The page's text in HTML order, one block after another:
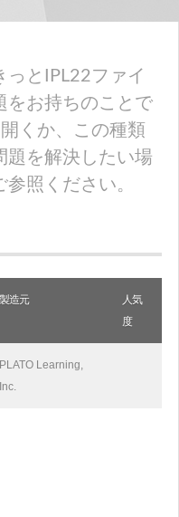
っとIPL22ファイ
をお持ちのことで
くか、この種類
題を解決したい場
照ください。
製造元
人気
度
PLATO Learning,
Inc.